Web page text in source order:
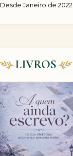
Desde Janeiro de 2022
LIVROS